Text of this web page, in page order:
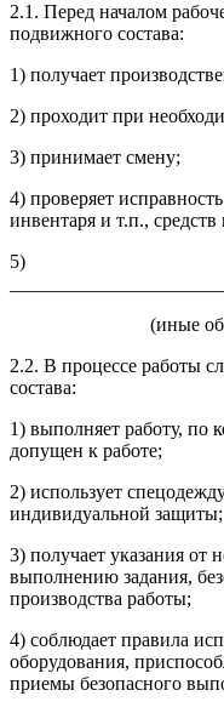
2.1. Перед началом
подвижного состава:
1) получает
2) проходит при
3) принимает смену;
4) проверяет
инвентаря и т.п.,
5)
(иные
2.2. В процессе работы
состава:
1) выполняет работу, по
допущен к работе;
2) использует
индивидуальной защиты;
3) получает указания от
выполнению задания,
производства работы;
4) соблюдает правила
оборудования,
приемы безопасного